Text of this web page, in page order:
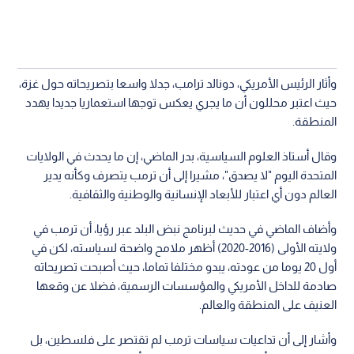
وأثار الرئيس الأمريكي، دونالد ترامب، جدلا واسعا بتصريحاته حول غزة،
حيث اعتبر محللون أن ما يجري يعكس توجها استعماريا جديدا يهدد
المنطقة.
وقال أستاذ العلوم السياسية، بدر الماضي، إن ما يحدث في الولايات
المتحدة اليوم "لا يصدق"، مشيرا إلى أن ترمب يتصرف وكأنه يدير
العالم دون أي اعتبار للأبعاد الإنسانية والوطنية والثقافية.
وأضاف الماضي في حديث لبرنامج نبض البلد عبر رؤيا، أن ترمب في
ولايته الأولى (2016-2020) أظهر ملامح واضحة لسياسته، لكن في
أول 20 يوما من عودته، يبدو مختلفا تماما، حيث أصبحت تصريحاته
صادمة للداخل الأمريكي والمؤسسات الرسمية، فضلا عن وقعها
العنيف على المنطقة والعالم.
وأشار إلى أن تداعيات سياسات ترمب لم تقتصر على فلسطين، بل